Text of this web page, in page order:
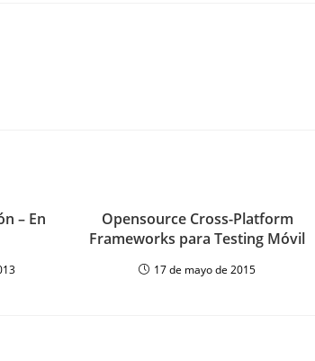
– En
Opensource Cross-Platform
Frameworks para Testing Móvil
17 de mayo de 2015